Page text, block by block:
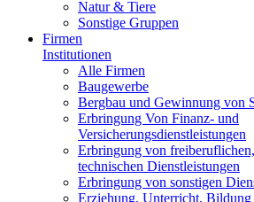
Natur & Tiere
Sonstige Gruppen
Firmen
Institutionen
Alle Firmen
Baugewerbe
Bergbau und Gewinnung von
Erbringung Von Finanz- und
Versicherungsdienstleistungen
Erbringung von
technischen Dienstleistungen
Erbringung von sonstigen
Erziehung, Unterricht, Bildung